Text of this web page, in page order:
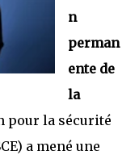
n
perman
ente de
la
pour la sécurité
a mené une